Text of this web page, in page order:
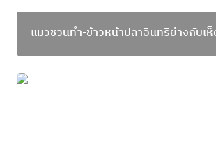
แมวชวนทำ-ข้าวหน้าปลาอินทรีย่างกับ
แมวชวนทำ-สปาเกตตี้ครีมเลม่อนกับปล